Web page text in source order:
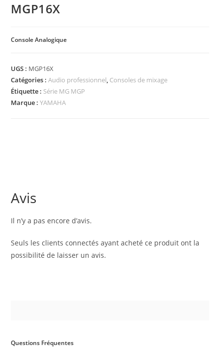
MGP16X
Console Analogique
UGS : MGP16X
Catégories :Audio professionnel, Consoles de mixage
Étiquette : Série MG MGP
Marque :YAMAHA
Avis
Il n’y a pas encore d’avis.
Seuls les clients connectés ayant acheté ce produit ont la
possibilité de laisser un avis.
Questions Fréquentes